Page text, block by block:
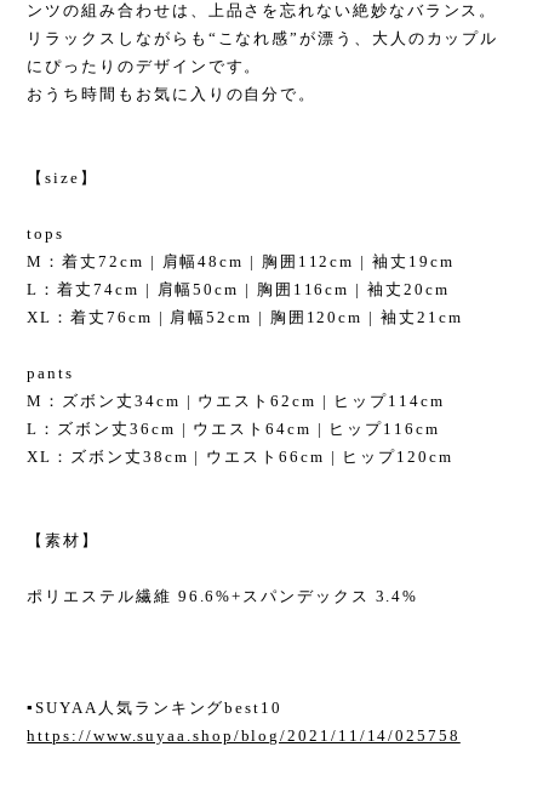
ンツの組み合わせは、上品さを忘れない絶妙なバランス。
リラックスしながらも“こなれ感”が漂う、大人のカップル
にぴったりのデザインです。
おうち時間もお気に入りの自分で。
【size】
tops
M：着丈72cm | 肩幅48cm | 胸囲112cm | 袖丈19cm
L：着丈74cm | 肩幅50cm | 胸囲116cm | 袖丈20cm
XL：着丈76cm | 肩幅52cm | 胸囲120cm | 袖丈21cm
pants
M：ズボン丈34cm | ウエスト62cm | ヒップ114cm
L：ズボン丈36cm | ウエスト64cm | ヒップ116cm
XL：ズボン丈38cm | ウエスト66cm | ヒップ120cm
【素材】
ポリエステル繊維 96.6%+スパンデックス 3.4%
▪︎SUYAA人気ランキングbest10
https://www.suyaa.shop/blog/2021/11/14/025758